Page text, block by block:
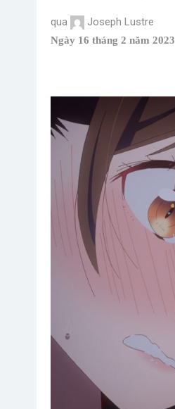
qua Joseph Lustre
Ngày 16 tháng 2 năm 2023